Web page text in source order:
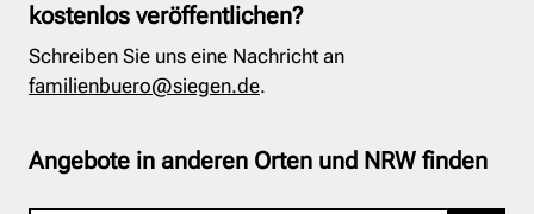
kostenlos veröffentlichen?
Schreiben Sie uns eine Nachricht an
familienbuero@siegen.de.
Angebote in anderen Orten und NRW finden